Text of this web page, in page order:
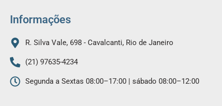
m
Informações
R. Silva Vale, 698 - Cavalcanti, Rio de Janeiro
(21) 97635-4234
Segunda a Sextas 08:00–17:00 | sábado 08:00–12:00